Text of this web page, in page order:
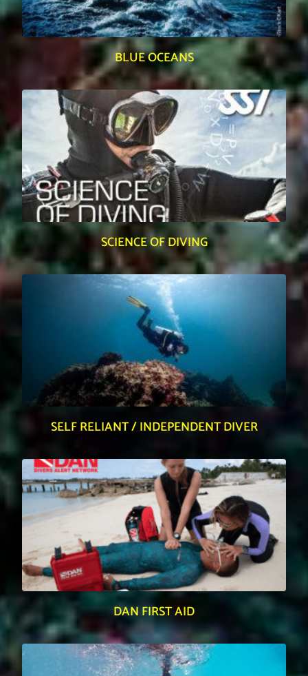
BLUE OCEANS
SCIENCE OF DIVING
SELF RELIANT / INDEPENDENT DIVER
DAN FIRST AID